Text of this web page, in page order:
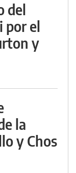
del
por el
y
la
y Chos